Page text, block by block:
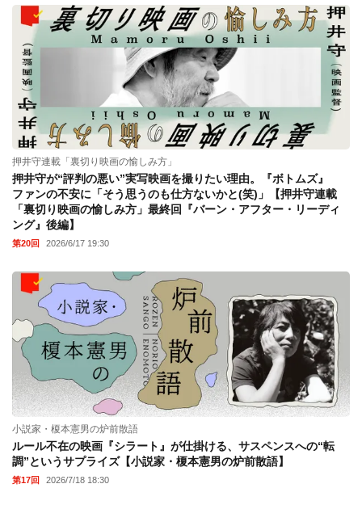
押井守連載「裏切り映画の愉しみ方」
押井守が“評判の悪い”実写映画を撮りたい理由。『ボトムズ』
ファンの不安に「そう思うのも仕方ないかと(笑)」【押井守連載
「裏切り映画の愉しみ方」最終回『バーン・アフター・リーディ
ング』後編】
第20回 2026/6/17 19:30
小説家・榎本憲男の炉前散語
ルール不在の映画『シラート』が仕掛ける、サスペンスへの“転
調”というサプライズ【小説家・榎本憲男の炉前散語】
第17回 2026/7/18 18:30